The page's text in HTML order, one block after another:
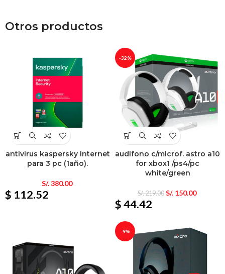
Otros productos
antivirus kaspersky internet
para 3 pc (1año).
S/.380.00
$ 112.52
-32%
audifono c/microf. astro a10
for xbox1 /ps4/pc
white/green
S/.219.00 S/.150.00
$ 44.42
-9%